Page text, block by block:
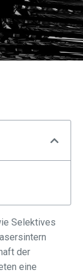
Selektives
der
eine